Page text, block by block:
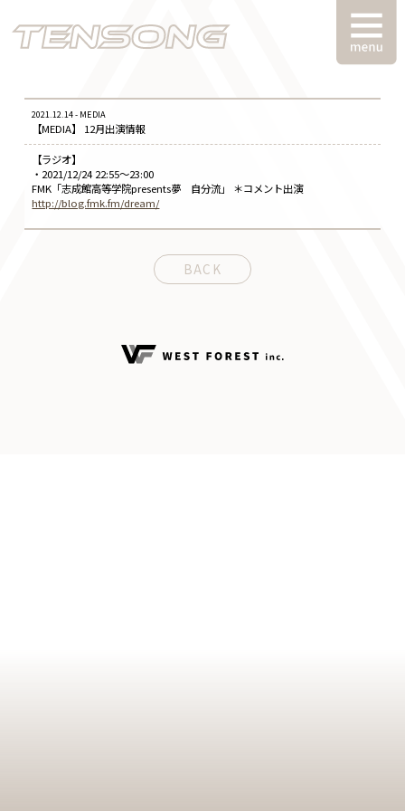
2021.12.14 - MEDIA
【MEDIA】 12月出演情報
【ラジオ】
・2021/12/24 22:55〜23:00
FMK「志成館高等学院presents夢 自分流」 ＊コメント出演
http://blog.fmk.fm/dream/
BACK